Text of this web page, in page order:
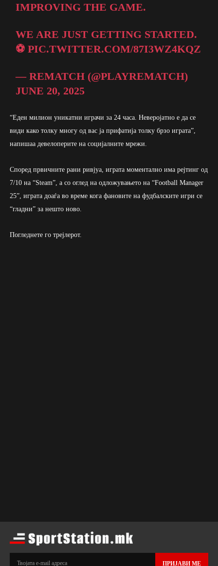
IMPROVING THE GAME.
WE ARE JUST GETTING STARTED.
⚽️PIC.TWITTER.COM/87I3WZ4KQZ
— REMATCH (@PLAYREMATCH)
JUNE 20, 2025
“Еден милион уникатни играчи за 24 часа. Неверојатно е да се
види како толку многу од вас ја прифатија толку брзо играта”,
напишаа девелоперите на социјалните мрежи.
Според првичните рани ривјуа, играта моментално има рејтинг од
7/10 на “Steam”, а со оглед на одложувањето на “Football Manager
25”, играта доаѓа во време кога фановите на фудбалските игри се
“гладни” за нешто ново.
Погледнете го трејлерот.
ПРИЈАВИ МЕ